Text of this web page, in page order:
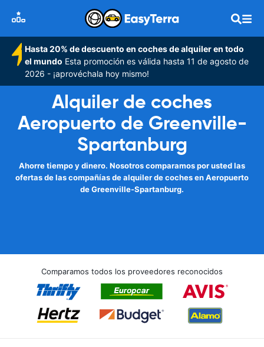
Hasta 20% de descuento en coches de alquiler en todo
el mundo Esta promoción es válida hasta 11 de agosto de
2026 - ¡aprovéchala hoy mismo!
Alquiler de coches
Aeropuerto de Greenville-
Spartanburg
Ahorre tiempo y dinero. Nosotros comparamos por usted las
ofertas de las compañías de alquiler de coches en Aeropuerto
de Greenville-Spartanburg.
Comparamos todos los proveedores reconocidos